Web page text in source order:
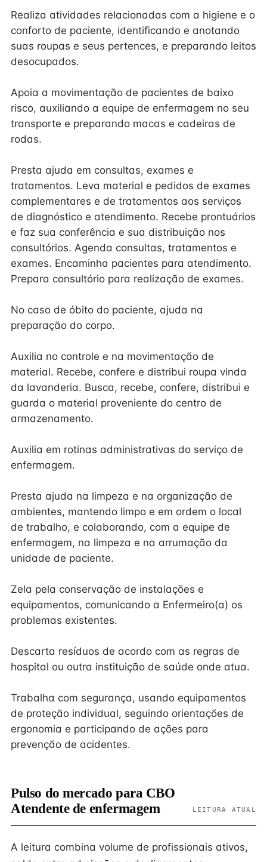
Realiza atividades relacionadas com a higiene e o
conforto de paciente, identificando e anotando
suas roupas e seus pertences, e preparando leitos
desocupados.
Apoia a movimentação de pacientes de baixo
risco, auxiliando a equipe de enfermagem no seu
transporte e preparando macas e cadeiras de
rodas.
Presta ajuda em consultas, exames e
tratamentos. Leva material e pedidos de exames
complementares e de tratamentos aos serviços
de diagnóstico e atendimento. Recebe prontuários
e faz sua conferência e sua distribuição nos
consultórios. Agenda consultas, tratamentos e
exames. Encaminha pacientes para atendimento.
Prepara consultório para realização de exames.
No caso de óbito do paciente, ajuda na
preparação do corpo.
Auxilia no controle e na movimentação de
material. Recebe, confere e distribui roupa vinda
da lavanderia. Busca, recebe, confere, distribui e
guarda o material proveniente do centro de
armazenamento.
Auxilia em rotinas administrativas do serviço de
enfermagem.
Presta ajuda na limpeza e na organização de
ambientes, mantendo limpo e em ordem o local
de trabalho, e colaborando, com a equipe de
enfermagem, na limpeza e na arrumação da
unidade de paciente.
Zela pela conservação de instalações e
equipamentos, comunicando a Enfermeiro(a) os
problemas existentes.
Descarta resíduos de acordo com as regras de
hospital ou outra instituição de saúde onde atua.
Trabalha com segurança, usando equipamentos
de proteção individual, seguindo orientações de
ergonomia e participando de ações para
prevenção de acidentes.
Pulso do mercado para CBO
Atendente de enfermagem
LEITURA ATUAL
A leitura combina volume de profissionais ativos,